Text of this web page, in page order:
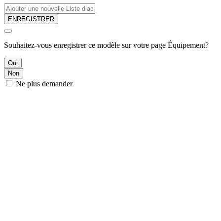
ENREGISTRER
Souhaitez-vous enregistrer ce modèle sur votre page Équipement?
Oui
Non
Ne plus demander